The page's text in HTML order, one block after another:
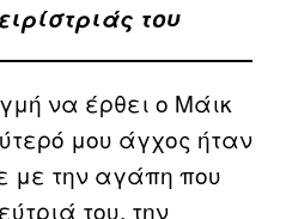
του
να έρθει ο Μάικ
μου άγχος ήταν
με την αγάπη που
του, την